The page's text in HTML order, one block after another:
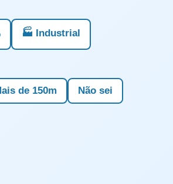
🏭 Industrial
de 150m Não sei